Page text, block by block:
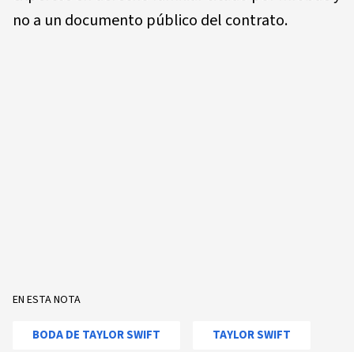
no a un documento público del contrato.
EN ESTA NOTA
BODA DE TAYLOR SWIFT TAYLOR SWIFT